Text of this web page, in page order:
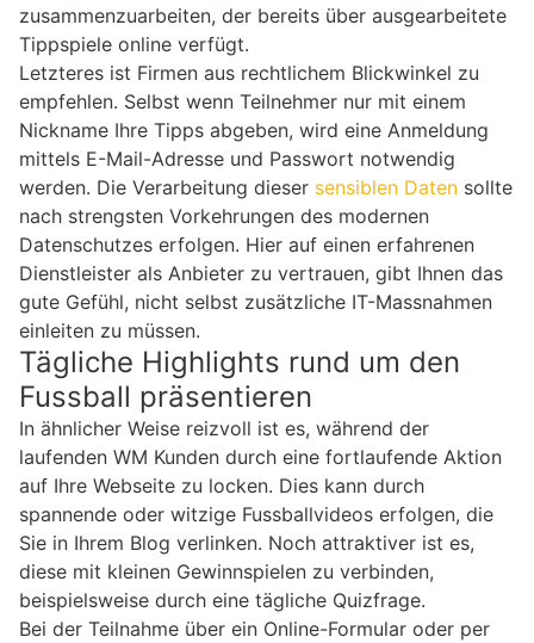
zusammenzuarbeiten, der bereits über ausgearbeitete
Tippspiele online verfügt.
Letzteres ist Firmen aus rechtlichem Blickwinkel zu
empfehlen. Selbst wenn Teilnehmer nur mit einem
Nickname Ihre Tipps abgeben, wird eine Anmeldung
mittels E-Mail-Adresse und Passwort notwendig
werden. Die Verarbeitung dieser sensiblen Daten sollte
nach strengsten Vorkehrungen des modernen
Datenschutzes erfolgen. Hier auf einen erfahrenen
Dienstleister als Anbieter zu vertrauen, gibt Ihnen das
gute Gefühl, nicht selbst zusätzliche IT-Massnahmen
einleiten zu müssen.
Tägliche Highlights rund um den
Fussball präsentieren
In ähnlicher Weise reizvoll ist es, während der
laufenden WM Kunden durch eine fortlaufende Aktion
auf Ihre Webseite zu locken. Dies kann durch
spannende oder witzige Fussballvideos erfolgen, die
Sie in Ihrem Blog verlinken. Noch attraktiver ist es,
diese mit kleinen Gewinnspielen zu verbinden,
beispielsweise durch eine tägliche Quizfrage.
Bei der Teilnahme über ein Online-Formular oder per